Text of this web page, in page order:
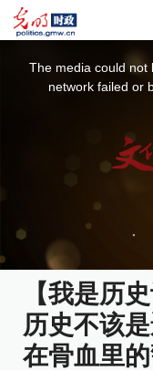
The media could not
network failed or
【我是历
历史不该
在骨血里